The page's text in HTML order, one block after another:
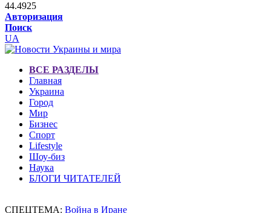
44.4925
Авторизация
Поиск
UA
ВСЕ РАЗДЕЛЫ
Главная
Украина
Город
Мир
Бизнес
Спорт
Lifestyle
Шоу-биз
Наука
БЛОГИ ЧИТАТЕЛЕЙ
СПЕЦТЕМА: Война в Иране